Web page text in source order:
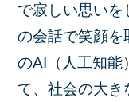
で寂しい思いを
の会話で笑顔を
のAI（人工知能
て、社会の大